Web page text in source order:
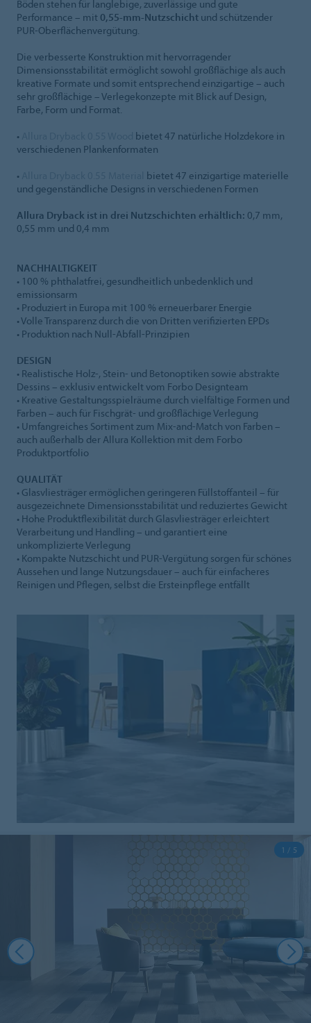
Böden stehen für langlebige, zuverlässige und gute
Performance – mit 0,55-mm-Nutzschicht und schützender
PUR-Oberflächenvergütung.
Die verbesserte Konstruktion mit hervorragender
Dimensionsstabilität ermöglicht sowohl großflächige als auch
kreative Formate und somit entsprechend einzigartige – auch
sehr großflächige – Verlegekonzepte mit Blick auf Design,
Farbe, Form und Format.
•
bietet 47 natürliche Holzdekore in
verschiedenen Plankenformaten
•
bietet 47 einzigartige materielle
und gegenständliche Designs in verschiedenen Formen
Allura Dryback ist in drei Nutzschichten erhältlich: 0,7 mm,
0,55 mm und 0,4 mm
NACHHALTIGKEIT
• 100 % phthalatfrei, gesundheitlich unbedenklich und
emissionsarm
• Produziert in Europa mit 100 % erneuerbarer Energie
• Volle Transparenz durch die von Dritten verifizierten EPDs
• Produktion nach Null-Abfall-Prinzipien
DESIGN
• Realistische Holz-, Stein- und Betonoptiken sowie abstrakte
Dessins – exklusiv entwickelt vom Forbo Designteam
• Kreative Gestaltungsspielräume durch vielfältige Formen und
Farben – auch für Fischgrät- und großflächige Verlegung
• Umfangreiches Sortiment zum Mix-and-Match von Farben –
auch außerhalb der Allura Kollektion mit dem Forbo
Produktportfolio
QUALITÄT
• Glasvliesträger ermöglichen geringeren Füllstoffanteil – für
ausgezeichnete Dimensionsstabilität und reduziertes Gewicht
• Hohe Produktflexibilität durch Glasvliesträger erleichtert
Verarbeitung und Handling – und garantiert eine
unkomplizierte Verlegung
• Kompakte Nutzschicht und PUR-Vergütung sorgen für schönes
Aussehen und lange Nutzungsdauer – auch für einfacheres
Reinigen und Pflegen, selbst die Ersteinpflege entfällt
1 / 5